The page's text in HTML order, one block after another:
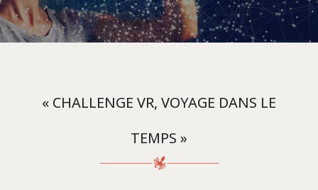
« CHALLENGE VR, VOYAGE DANS LE
TEMPS »